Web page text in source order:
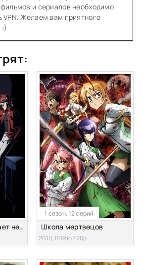
и сериалов необходимо
VPN. Желаем вам приятного
:)
Этот вампир умирает не вовремя
1 сезон, 12 серий
Школа мертвецов
2010, BDRip 720p